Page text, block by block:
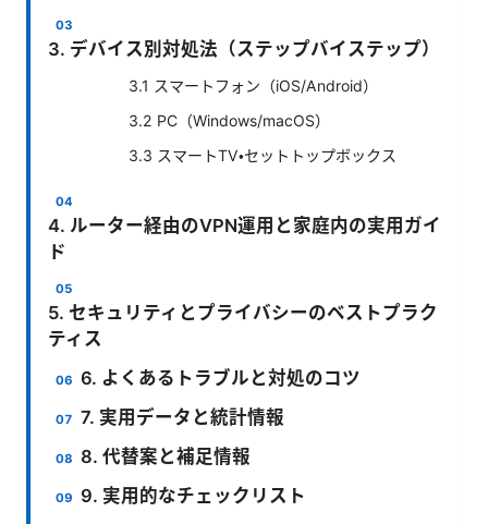
3. デバイス別対処法（ステップバイステップ）
3.1 スマートフォン（iOS/Android）
3.2 PC（Windows/macOS）
3.3 スマートTV・セットトップボックス
4. ルーター経由のVPN運用と家庭内の実用ガイ
ド
5. セキュリティとプライバシーのベストプラク
ティス
6. よくあるトラブルと対処のコツ
7. 実用データと統計情報
8. 代替案と補足情報
9. 実用的なチェックリスト